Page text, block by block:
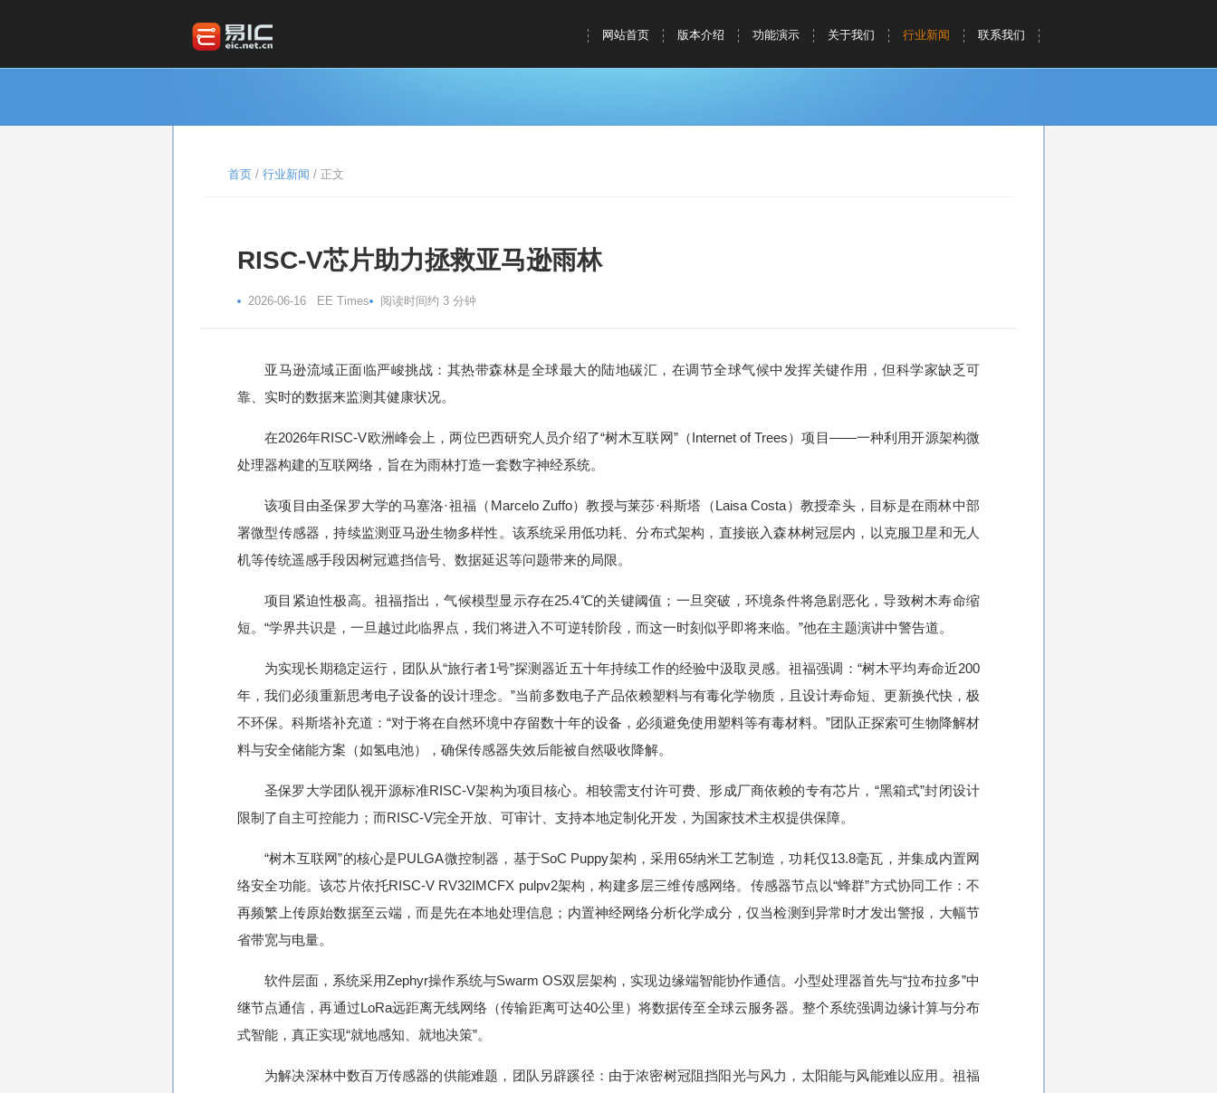
网站首页 版本介绍 功能演示 关于我们 行业新闻 联系我们
首页 / 行业新闻 / 正文
RISC-V芯片助力拯救亚马逊雨林
2026-06-16 EE Times 阅读时间约 3 分钟
亚马逊流域正面临严峻挑战：其热带森林是全球最大的陆地碳汇，在调节全球气候中发挥关键作用，但科学家缺乏可
靠、实时的数据来监测其健康状况。
在2026年RISC-V欧洲峰会上，两位巴西研究人员介绍了“树木互联网”（Internet of Trees）项目——一种利用开源架构微
处理器构建的互联网络，旨在为雨林打造一套数字神经系统。
该项目由圣保罗大学的马塞洛·祖福（Marcelo Zuffo）教授与莱莎·科斯塔（Laisa Costa）教授牵头，目标是在雨林中部
署微型传感器，持续监测亚马逊生物多样性。该系统采用低功耗、分布式架构，直接嵌入森林树冠层内，以克服卫星和无人
机等传统遥感手段因树冠遮挡信号、数据延迟等问题带来的局限。
项目紧迫性极高。祖福指出，气候模型显示存在25.4℃的关键阈值；一旦突破，环境条件将急剧恶化，导致树木寿命缩
短。“学界共识是，一旦越过此临界点，我们将进入不可逆转阶段，而这一时刻似乎即将来临。”他在主题演讲中警告道。
为实现长期稳定运行，团队从“旅行者1号”探测器近五十年持续工作的经验中汲取灵感。祖福强调：“树木平均寿命近200
年，我们必须重新思考电子设备的设计理念。”当前多数电子产品依赖塑料与有毒化学物质，且设计寿命短、更新换代快，极
不环保。科斯塔补充道：“对于将在自然环境中存留数十年的设备，必须避免使用塑料等有毒材料。”团队正探索可生物降解材
料与安全储能方案（如氢电池），确保传感器失效后能被自然吸收降解。
圣保罗大学团队视开源标准RISC-V架构为项目核心。相较需支付许可费、形成厂商依赖的专有芯片，“黑箱式”封闭设计
限制了自主可控能力；而RISC-V完全开放、可审计、支持本地定制化开发，为国家技术主权提供保障。
“树木互联网”的核心是PULGA微控制器，基于SoC Puppy架构，采用65纳米工艺制造，功耗仅13.8毫瓦，并集成内置网
络安全功能。该芯片依托RISC-V RV32IMCFX pulpv2架构，构建多层三维传感网络。传感器节点以“蜂群”方式协同工作：不
再频繁上传原始数据至云端，而是先在本地处理信息；内置神经网络分析化学成分，仅当检测到异常时才发出警报，大幅节
省带宽与电量。
软件层面，系统采用Zephyr操作系统与Swarm OS双层架构，实现边缘端智能协作通信。小型处理器首先与“拉布拉多”中
继节点通信，再通过LoRa远距离无线网络（传输距离可达40公里）将数据传至全球云服务器。整个系统强调边缘计算与分布
式智能，真正实现“就地感知、就地决策”。
为解决深林中数百万传感器的供能难题，团队另辟蹊径：由于浓密树冠阻挡阳光与风力，太阳能与风能难以应用。祖福